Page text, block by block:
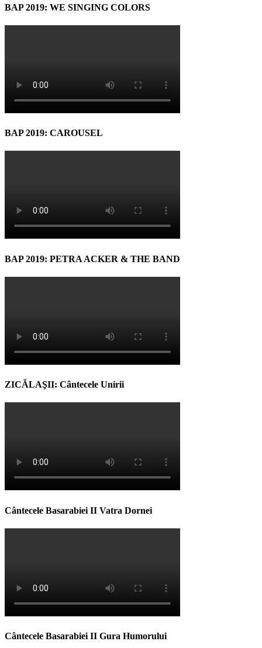
BAP 2019: WE SINGING COLORS
BAP 2019: CAROUSEL
BAP 2019: PETRA ACKER & THE BAND
ZICĂLAŞII: Cântecele Unirii
Cântecele Basarabiei II Vatra Dornei
Cântecele Basarabiei II Gura Humorului